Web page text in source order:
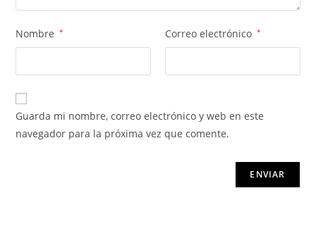
Nombre * Correo electrónico *
Guarda mi nombre, correo electrónico y web en este
navegador para la próxima vez que comente.